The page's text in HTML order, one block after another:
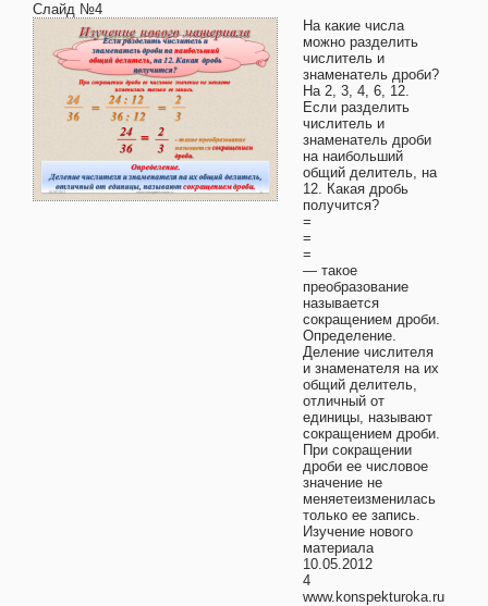
Слайд №4
На какие числа
можно разделить
числитель и
знаменатель дроби?
На 2, 3, 4, 6, 12.
Если разделить
числитель и
знаменатель дроби
на наибольший
общий делитель, на
12. Какая дробь
получится?
=
=
=
— такое
преобразование
называется
сокращением дроби.
Определение.
Деление числителя
и знаменателя на их
общий делитель,
отличный от
единицы, называют
сокращением дроби.
При сокращении
дроби ее числовое
значение не
меняетеизменилась
только ее запись.
Изучение нового
материала
10.05.2012
4
www.konspekturoka.ru